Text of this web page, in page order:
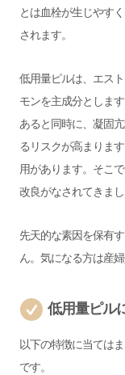
とは血栓が生じやす
されます。
低用量ピルは、エス
モンを主成分としま
あると同時に、凝固
るリスクが高まりま
用があります。そこ
改良がなされてきまし
先天的な素因を保有
ん。気になる方は産
低用量ピル
以下の特徴に当ては
です。